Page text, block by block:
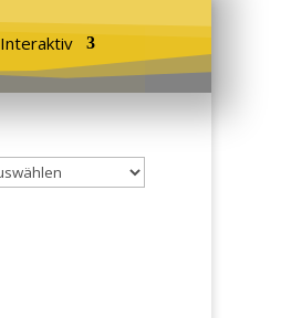
Interaktiv